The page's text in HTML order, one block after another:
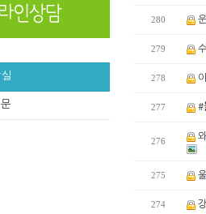
280
279
278
277
276
275
274